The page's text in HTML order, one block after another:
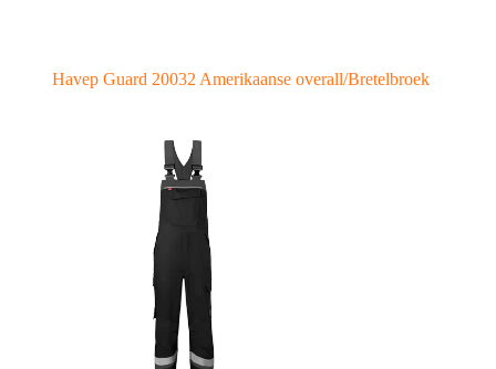
Havep Guard 20032 Amerikaanse overall/Bretelbroek